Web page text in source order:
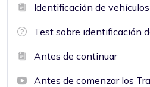
Identificación de vehículos
Test sobre identificación
Antes de continuar
Antes de comenzar los